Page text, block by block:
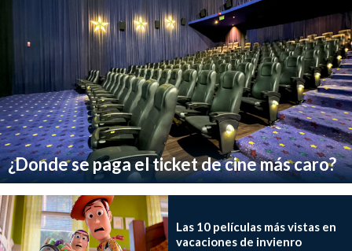
¿Donde se paga el ticket de cine más caro?
Las 10 películas más vistas en
vacaciones de invienro